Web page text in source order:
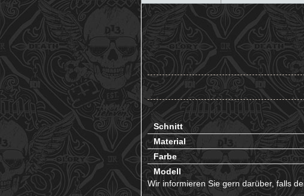
Schnitt
Material
Farbe
Modell
Wir informieren Sie gern darüber, falls